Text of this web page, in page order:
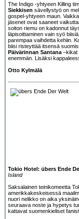
The Indigo -yhtyeen Killing
Siekkisen sävellystyö on
gospel-yhtyeen maun.
jäsenet ovat saaneet
soiton riemu on kadonnut
läpisoittaminen vain syö
parempaa vaihdetta kehiin.
biisi risteyttää itsensä
Päivärinnan Santana –kikat
enemmän. Lisäksi
Otto Kylmälä
Tokio Hotel: übers Ende
Island
Saksalainen teinikomeetta
amerikkakeskeisessä
nuori nelikko on aika
seuraava noste ja hypetys
kattavat suomenkieliset